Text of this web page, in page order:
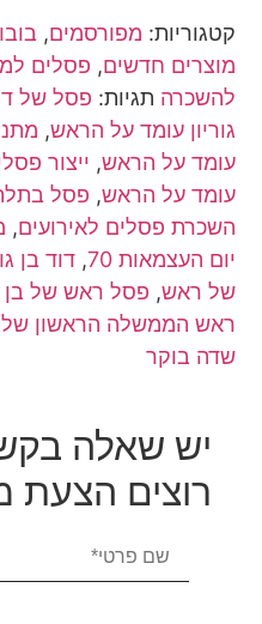
קטגוריות: מפורסמים,
מוצרים חדשים, פסלים
להשכרה תגיות: פסל של
גוריון עומד על הראש,
עומד על הראש, ייצור
עומד על הראש, פסל
השכרת פסלים לאירועים,
יום העצמאות 70
,דוד בן
של ראש, פסל ראש של בן
ראש הממשלה הראשון
שדה בוקר
יש שאלה
רוצים הצעת